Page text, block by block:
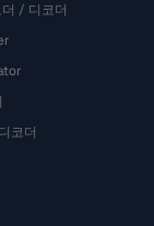
/ 디코더
코더